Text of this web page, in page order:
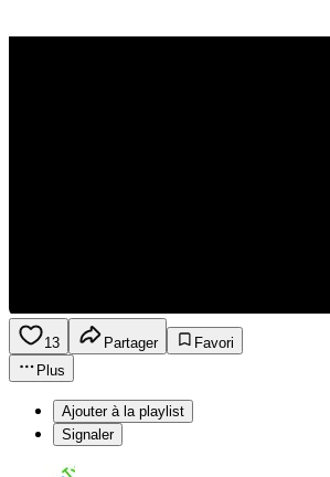
13 Partager
Favori
Plus
Ajouter à la playlist
Signaler